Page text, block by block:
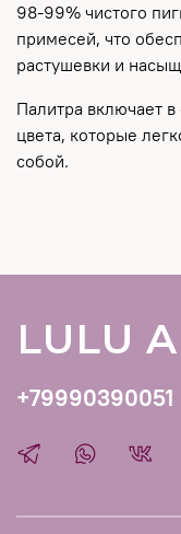
98-99% чистого
примесей, что
растушевки и
Палитра включает
цвета, которые
собой.
+79990390051
LULU